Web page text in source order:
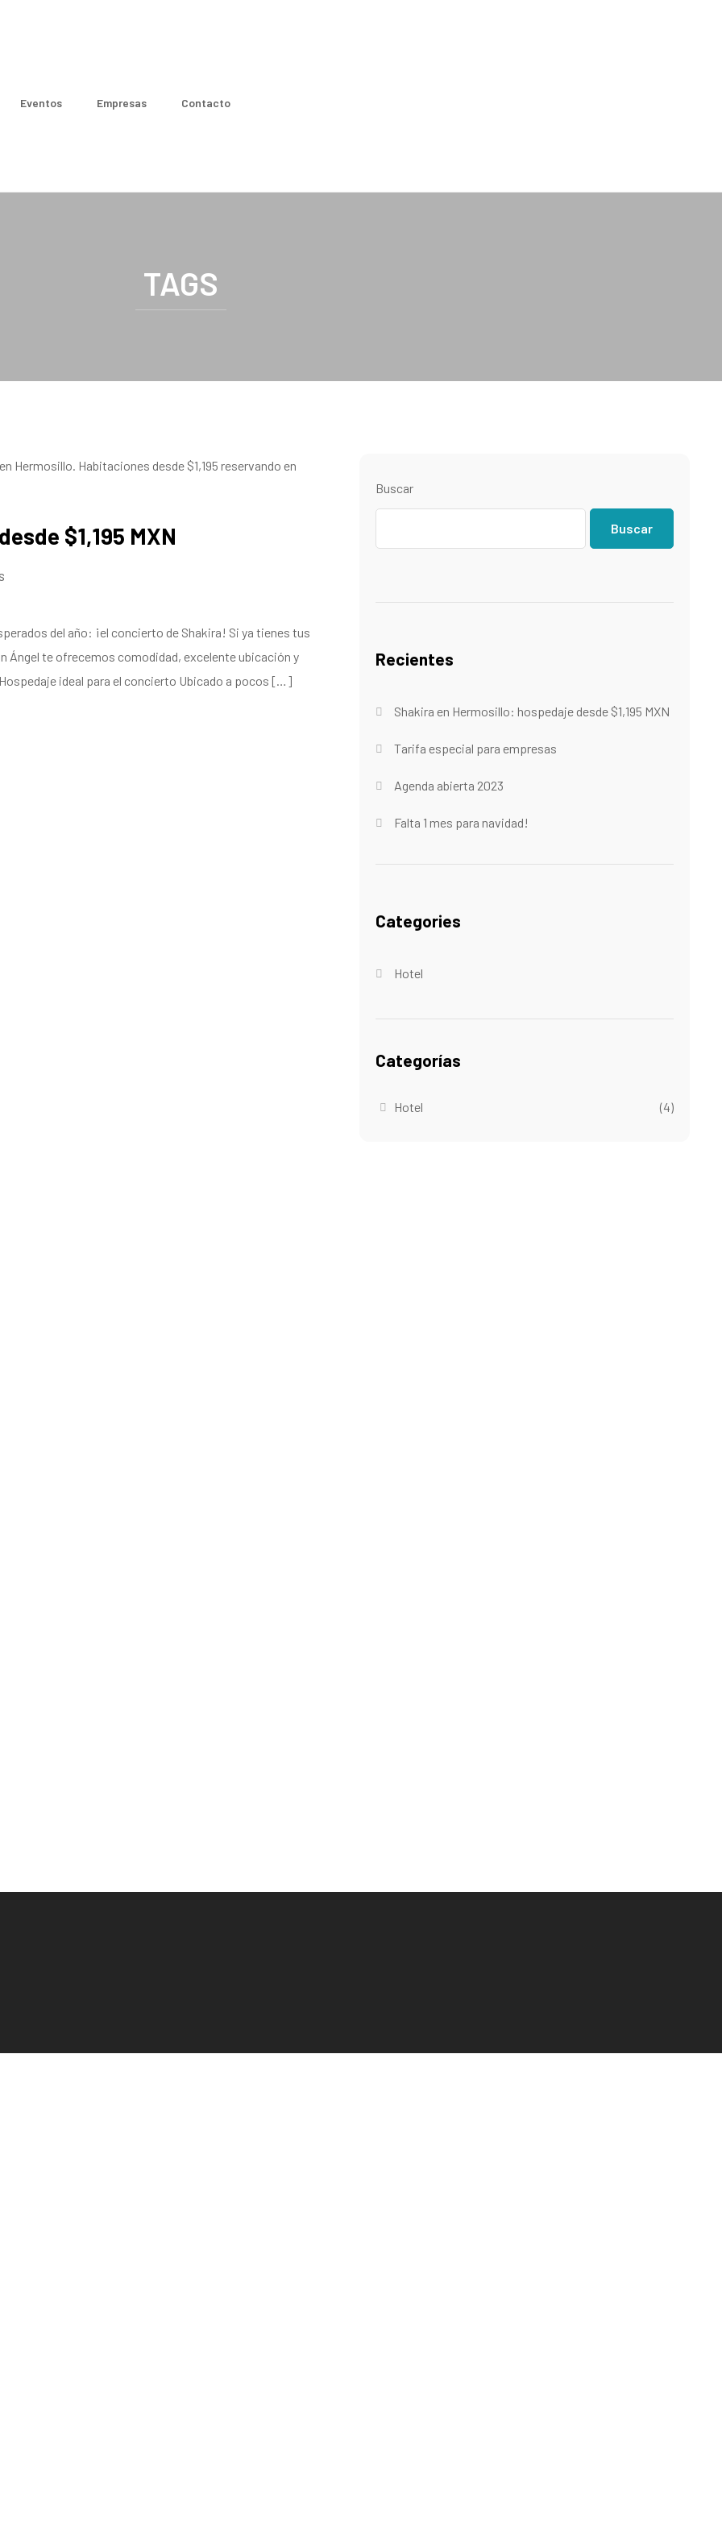
Eventos Empresas Contacto
TAGS
$1,195 MXN
del año: ¡el concierto de Shakira! Si ya tienes tus
Ángel te ofrecemos comodidad, excelente ubicación y
ideal para el concierto Ubicado a pocos […]
Buscar
Buscar
Recientes
Shakira en Hermosillo: hospedaje desde $1,195 MXN
Tarifa especial para empresas
Agenda abierta 2023
Falta 1 mes para navidad!
Categories
Hotel
Categorías
Hotel (4)